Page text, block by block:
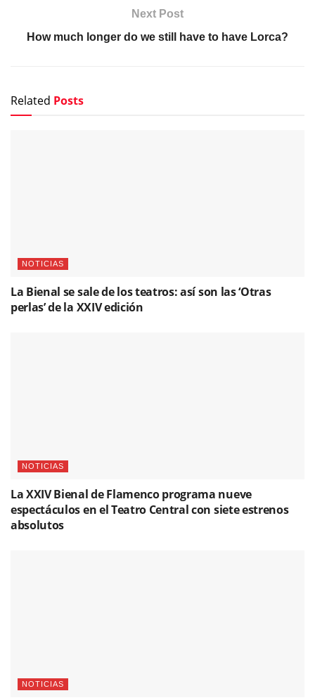
Next Post
How much longer do we still have to have Lorca?
Related Posts
NOTICIAS
La Bienal se sale de los teatros: así son las ‘Otras
perlas’ de la XXIV edición
NOTICIAS
La XXIV Bienal de Flamenco programa nueve
espectáculos en el Teatro Central con siete estrenos
absolutos
NOTICIAS